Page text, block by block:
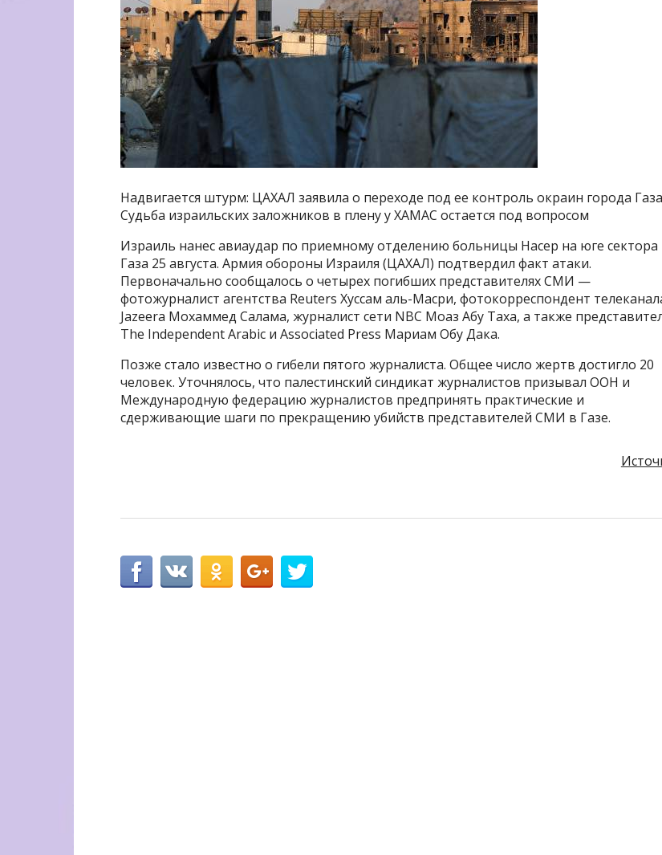
Надвигается штурм: ЦАХАЛ заявила о переходе под ее контроль окраин города Газа
Судьба израильских заложников в плену у ХАМАС остается под вопросом
Израиль нанес авиаудар по приемному отделению больницы Насер на юге сектора
Газа 25 августа. Армия обороны Израиля (ЦАХАЛ) подтвердил факт атаки.
Первоначально сообщалось о четырех погибших представителях СМИ —
фотожурналист агентства Reuters Хуссам аль-Масри, фотокорреспондент
Jazeera Мохаммед Салама, журналист сети NBC Моаз Абу Таха, а также
The Independent Arabic и Associated Press Мариам Обу Дака.
Позже стало известно о гибели пятого журналиста. Общее число жертв достигло 20
человек. Уточнялось, что палестинский синдикат журналистов призывал ООН и
Международную федерацию журналистов предпринять практические и
сдерживающие шаги по прекращению убийств представителей СМИ в Газе.